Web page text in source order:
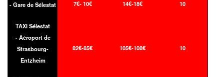
- Gare de Sélestat
7€- 10€ 14€-18€ 10
TAXI Sélestat
- Aéroport de
Strasbourg-
Entzheim
82€-85€ 105€-108€ 10